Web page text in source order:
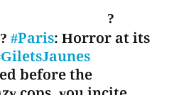
?
?#Paris: Horror at its
before the